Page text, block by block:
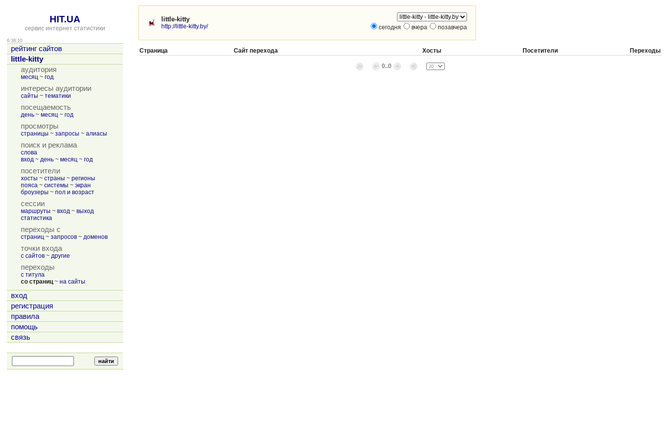
HIT.UA
сервис интернет статистики
6:38:10
рейтинг сайтов
little-kitty
аудитория
месяц ~ год
интересы аудитории
сайты ~ тематики
посещаемость
день ~ месяц ~ год
просмотры
страницы ~ запросы ~ алиасы
поиск и реклама
слова
вход ~ день ~ месяц ~ год
посетители
хосты ~ страны ~ регионы
пояса ~ системы ~ экран
броузеры ~ пол и возраст
сессии
маршруты ~ вход ~ выход
статистика
переходы с
страниц ~ запросов ~ доменов
точки входа
с сайтов ~ другие
переходы
с титула
со страниц~ на сайты
вход
регистрация
правила
помощь
связь
little-kitty
http://little-kitty.by/ сегодня вчера позавчера
Страница Сайт перехода Хосты Посетители Переходы
0..0